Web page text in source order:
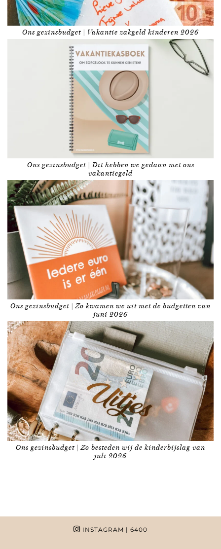
Ons gezinsbudget | Vakantie zakgeld kinderen 2026
Ons gezinsbudget | Dit hebben we gedaan met ons
vakantiegeld
Ons gezinsbudget | Zo kwamen we uit met de budgetten van
juni 2026
Ons gezinsbudget | Zo besteden wij de kinderbijslag van
juli 2026
INSTAGRAM | 6400